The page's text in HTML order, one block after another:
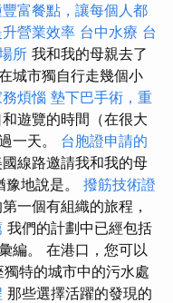
富餐點，讓每個人都
營業效率 台中水療 台
所 我和我的母親去了
城市獨自行走幾個小
煩惱 墊下巴手術，重
遊覽的時間（在很大
一天。 台胞證申請的
線路邀請我和我的母
地說是。 撥筋技術證
一個有組織的旅程，
我們的計劃中已經包括
編。 在港口，您可以
特的城市中的污水處
那些選擇活躍的發現的